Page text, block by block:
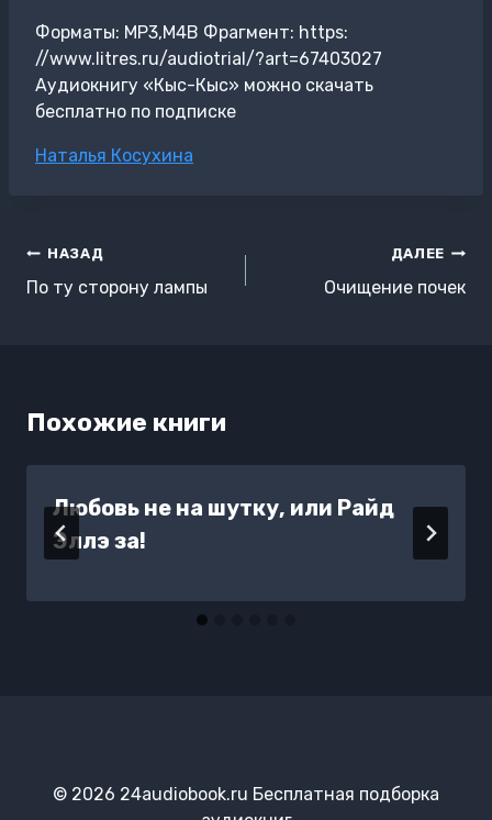
Форматы: MP3,M4B Фрагмент: https:
//www.litres.ru/audiotrial/?art=67403027
Аудиокнигу «Кыс-Кыс» можно скачать
бесплатно по подписке
Метки
Наталья Косухина
Навигация
по
НАЗАД
По ту сторону лампы
ДАЛЕЕ
Очищение почек
Похожие книги
Любовь не на шутку, или Райд
Эллэ за!
© 2026 24audiobook.ru Бесплатная подборка